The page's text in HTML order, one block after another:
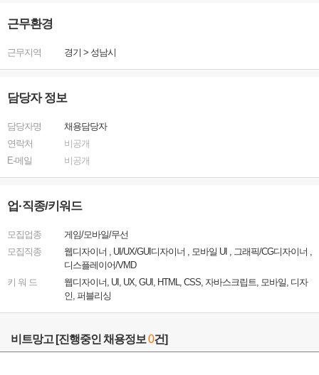
근무환경
근무지역 경기 > 성남시
담당자 정보
담당자명
채용담당자
연락처
비공개
E-메일
비공개
업·직종/키워드
모집업종
게임/모바일/무선
모집직종
웹디자이너 , UI/UX/GUI디자이너 , 모바일 UI , 그래픽/CG디자이너 ,
디스플레이어/VMD
키 워 드
웹디자이너, UI, UX, GUI, HTML, CSS, 자바스크립트, 모바일, 디자
인, 퍼블리싱
비트망고 [진행중인 채용정보0건]